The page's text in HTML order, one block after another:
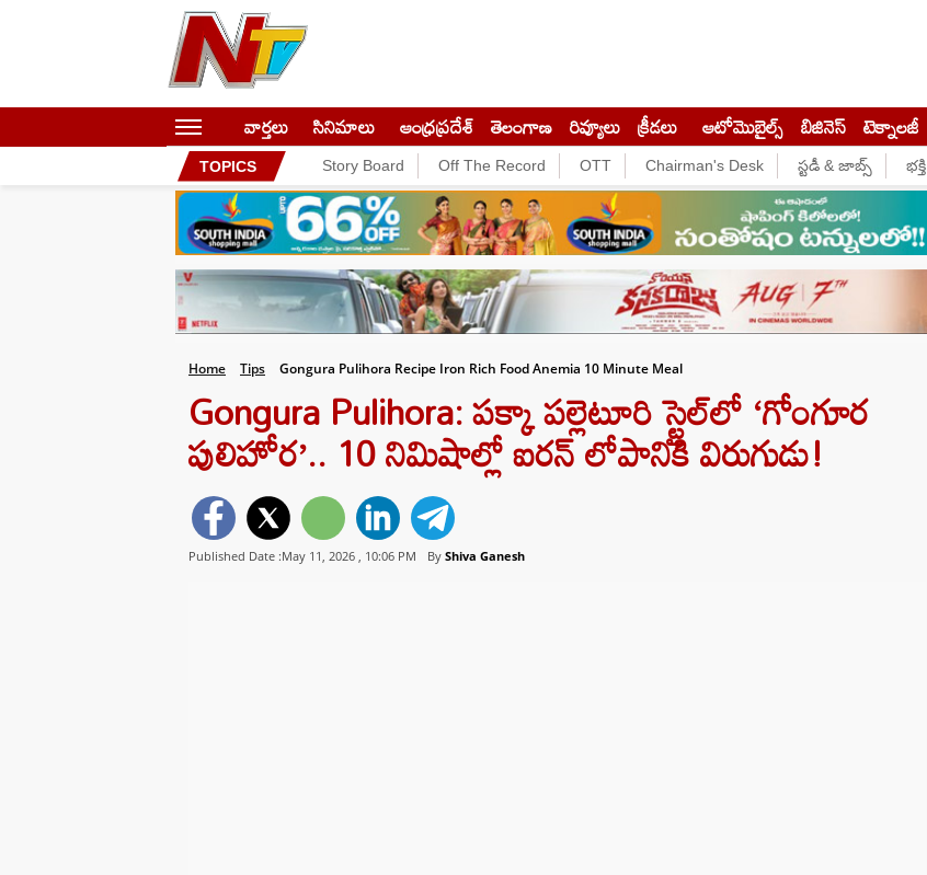
వార్తలు సినిమాలు ఆంధ్రప్రదేశ్ తెలంగాణ రివ్యూలు క్రీడలు ఆటోమొబైల్స్ బిజినెస్‌ టెక్నాలజీ
TOPICS Story Board Off The Record OTT Chairman's Desk స్టడీ & జాబ్స్ భక్తి
Home Tips Gongura Pulihora Recipe Iron Rich Food Anemia 10 Minute Meal
Gongura Pulihora: పక్కా పల్లెటూరి స్టైల్‌లో ‘గోంగూర
పులిహోర’.. 10 నిమిషాల్లో ఐరన్ లోపానికి విరుగుడు!
Published Date :May 11, 2026 , 10:06 PM By Shiva Ganesh